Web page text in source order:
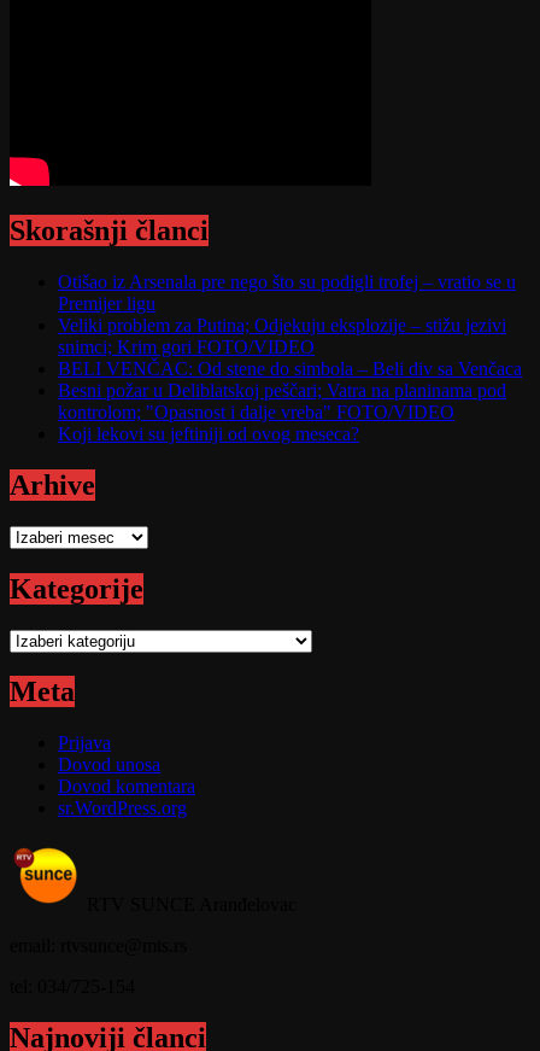
Skorašnji članci
Otišao iz Arsenala pre nego što su podigli trofej – vratio se u
Premijer ligu
Veliki problem za Putina; Odjekuju eksplozije – stižu jezivi
snimci; Krim gori FOTO/VIDEO
BELI VENČAC: Od stene do simbola – Beli div sa Venčaca
Besni požar u Deliblatskoj peščari; Vatra na planinama pod
kontrolom; "Opasnost i dalje vreba" FOTO/VIDEO
Koji lekovi su jeftiniji od ovog meseca?
Arhive
Arhive
Kategorije
Kategorije
Meta
Prijava
Dovod unosa
Dovod komentara
sr.WordPress.org
Najnoviji članci